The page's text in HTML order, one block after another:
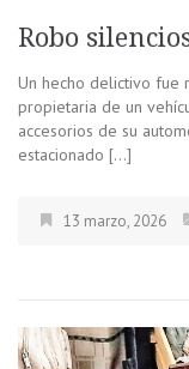
Robo
Un hecho delictivo fue
propietaria de un
accesorios de su
estacionado […]
13 marzo, 2026